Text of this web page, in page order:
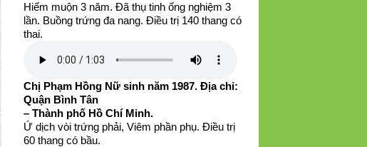
Hiếm muộn 3 năm. Đã thụ tinh ống nghiệm 3
lần. Buồng trứng đa nang. Điều trị 140 thang có
thai.
Chị Phạm Hồng Nữ sinh năm 1987. Địa chỉ:
Quận Bình Tân
– Thành phố Hồ Chí Minh.
Ứ dịch vòi trứng phải, Viêm phần phụ. Điều trị
60 thang có bầu.